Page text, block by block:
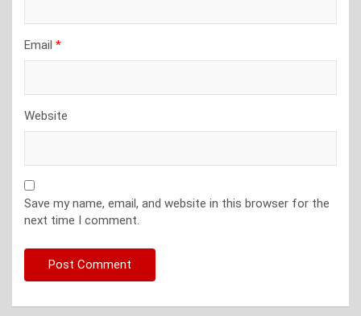
Email *
Website
Save my name, email, and website in this browser for the
next time I comment.